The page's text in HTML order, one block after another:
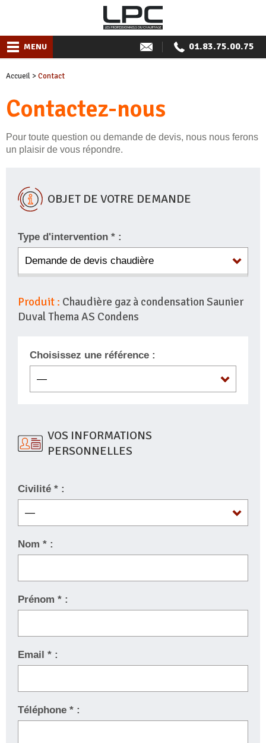
MENU 01.83.75.00.75
Accueil >Contact
Contactez-nous
Pour toute question ou demande de devis, nous nous ferons
un plaisir de vous répondre.
OBJET DE VOTRE DEMANDE
Type d'intervention * :
Produit : Chaudière gaz à condensation Saunier
Duval Thema AS Condens
Choisissez une référence :
VOS INFORMATIONS
PERSONNELLES
Civilité * :
Nom * :
Prénom * :
Email * :
Téléphone * :